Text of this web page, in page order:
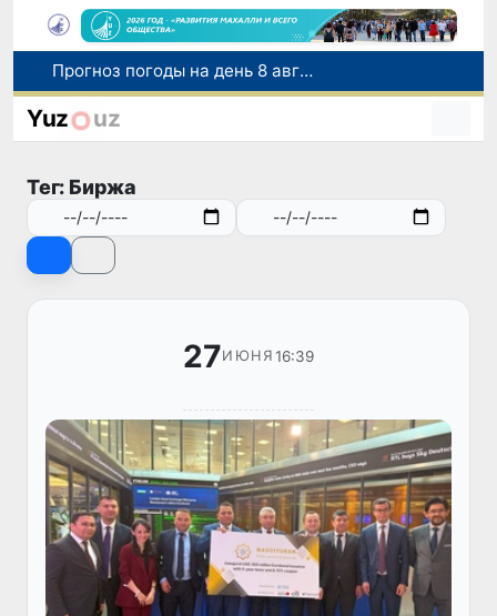
Прогноз погоды на день 8 августа
В Сенате состоялась встреча с представителем Госдепартамента США
По всей республике продолжаются мероприятия в рамках акции «Актуальные 40 дней»
Yuz uz
Тег: Биржа
27ИЮНЯ 16:39